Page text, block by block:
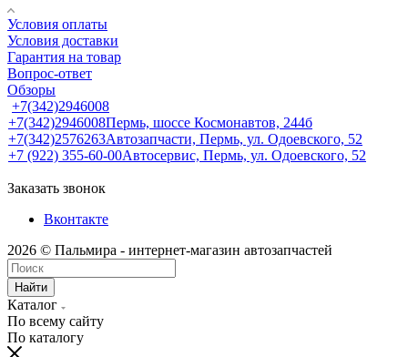
Условия оплаты
Условия доставки
Гарантия на товар
Вопрос-ответ
Обзоры
+7(342)2946008
+7(342)2946008Пермь, шоссе Космонавтов, 244б
+7(342)2576263Автозапчасти, Пермь, ул. Одоевского, 52
+7 (922) 355-60-00Автосервис, Пермь, ул. Одоевского, 52
Заказать звонок
Вконтакте
2026 © Пальмира - интернет-магазин автозапчастей
Найти
Каталог
По всему сайту
По каталогу